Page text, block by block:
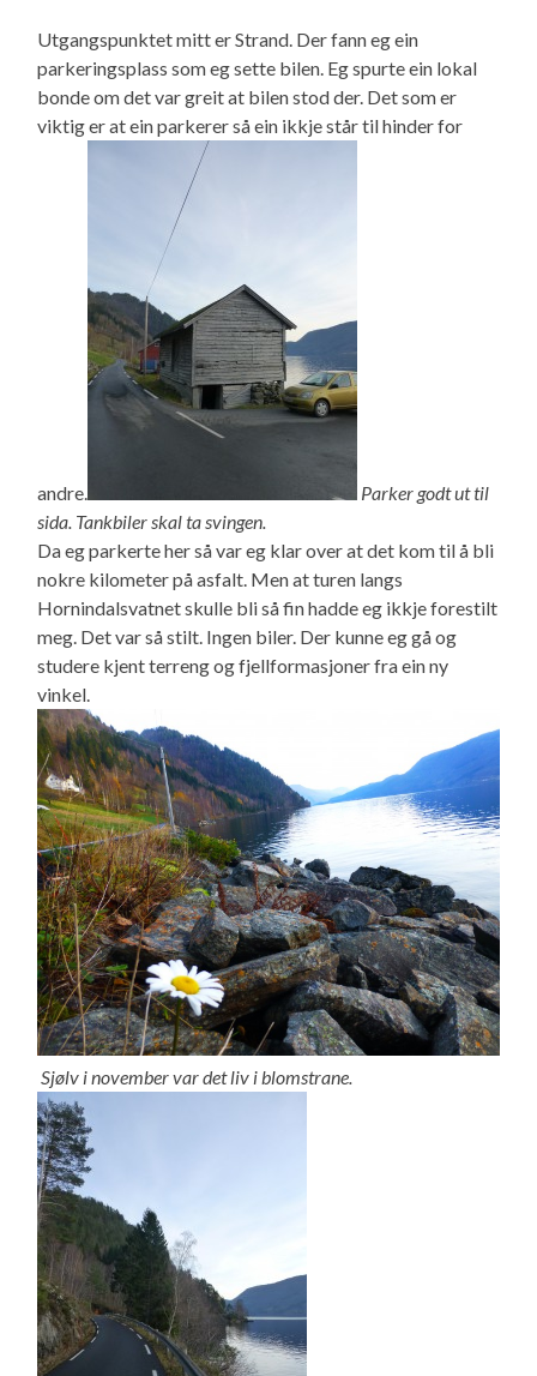
Utgangspunktet mitt er Strand. Der fann eg ein
parkeringsplass som eg sette bilen. Eg spurte ein lokal
bonde om det var greit at bilen stod der. Det som er
viktig er at ein parkerer så ein ikkje står til hinder for
andre.
Parker godt ut til
sida. Tankbiler skal ta svingen.
Da eg parkerte her så var eg klar over at det kom til å bli
nokre kilometer på asfalt. Men at turen langs
Hornindalsvatnet skulle bli så fin hadde eg ikkje forestilt
meg. Det var så stilt. Ingen biler. Der kunne eg gå og
studere kjent terreng og fjellformasjoner fra ein ny
vinkel.
Sjølv i november var det liv i blomstrane.